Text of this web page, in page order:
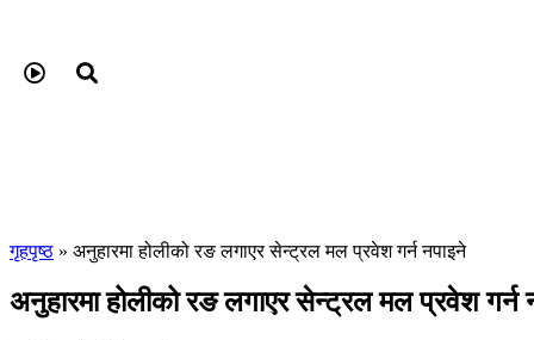
गृहपृष्ठ » अनुहारमा होलीको रङ लगाएर सेन्ट्रल मल प्रवेश गर्न नपाइने
अनुहारमा होलीको रङ लगाएर सेन्ट्रल मल प्रवेश गर्न